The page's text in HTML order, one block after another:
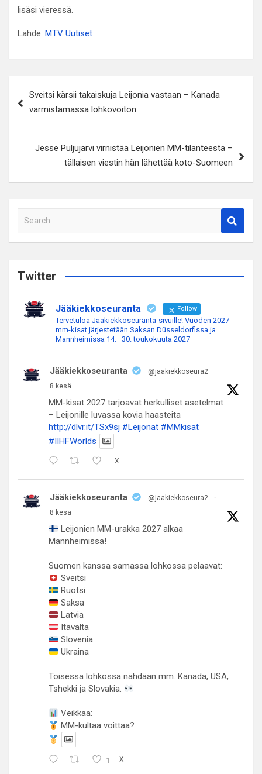
lisäsi vieressä.
Lähde: MTV Uutiset
selaus
Sveitsi kärsii takaiskuja Leijonia vastaan – Kanada
varmistamassa lohkovoiton
Jesse Puljujärvi virnistää Leijonien MM-tilanteesta –
tällaisen viestin hän lähettää koto-Suomeen
a
c
Twitter
Jääkiekkoseuranta Follow
Tervetuloa Jääkiekkoseuranta-sivuille! Vuoden 2027
mm-kisat järjestetään Saksan Düsseldorfissa ja
Mannheimissa 14.–30. toukokuuta 2027
Jääkiekkoseuranta @jaakiekkoseura2
·
8 kesä
MM-kisat 2027 tarjoavat herkulliset asetelmat
– Leijonille luvassa kovia haasteita
http://dlvr.it/TSx9sj #Leijonat #MMkisat
#IIHFWorlds
X
Jääkiekkoseuranta @jaakiekkoseura2
·
8 kesä
Leijonien MM-urakka 2027 alkaa
Mannheimissa!
Suomen kanssa samassa lohkossa pelaavat:
Sveitsi
Ruotsi
Saksa
Latvia
Itävalta
Slovenia
Ukraina
Toisessa lohkossa nähdään mm. Kanada, USA,
Tshekki ja Slovakia.
Veikkaa:
MM-kultaa voittaa?
1 X